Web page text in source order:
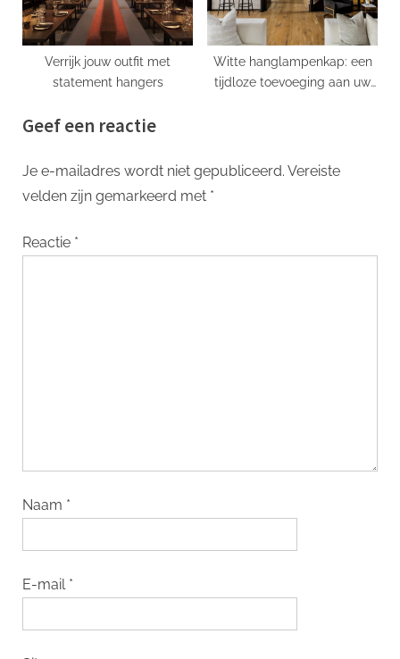
Verrijk jouw outfit met
statement hangers
Witte hanglampenkap: een
tijdloze toevoeging aan uw
Geef een reactie
Je e-mailadres wordt niet gepubliceerd. Vereiste
velden zijn gemarkeerd met *
Reactie *
Naam *
E-mail *